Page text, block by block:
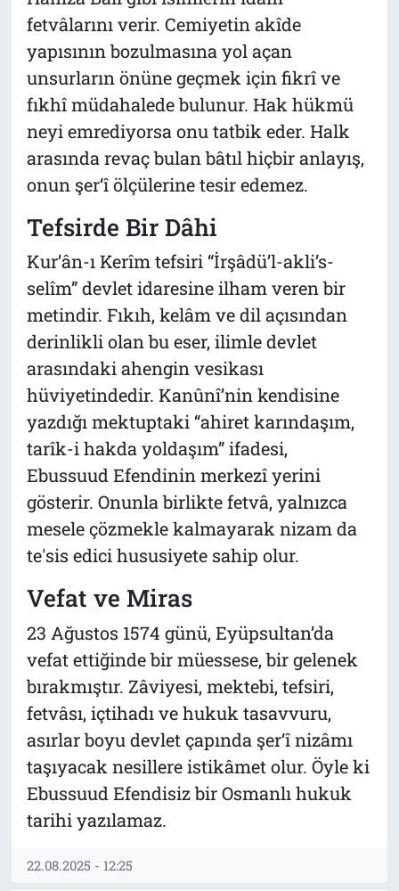
fetvâlarını verir. Cemiyetin akîde
yapısının bozulmasına yol açan
unsurların önüne geçmek için fikrî ve
fıkhî müdahalede bulunur. Hak hükmü
neyi emrediyorsa onu tatbik eder. Halk
arasında revaç bulan bâtıl hiçbir anlayış,
onun şer‘î ölçülerine tesir edemez.
Tefsirde Bir Dâhi
Kur’ân-ı Kerîm tefsiri “İrşâdü’l-akli’s-
selîm” devlet idaresine ilham veren bir
metindir. Fıkıh, kelâm ve dil açısından
derinlikli olan bu eser, ilimle devlet
arasındaki ahengin vesikası
hüviyetindedir. Kanûnî’nin kendisine
yazdığı mektuptaki “ahiret karındaşım,
tarîk-i hakda yoldaşım” ifadesi,
Ebussuud Efendinin merkezî yerini
gösterir. Onunla birlikte fetvâ, yalnızca
mesele çözmekle kalmayarak nizam da
te'sis edici hususiyete sahip olur.
Vefat ve Miras
23 Ağustos 1574 günü, Eyüpsultan’da
vefat ettiğinde bir müessese, bir gelenek
bırakmıştır. Zâviyesi, mektebi, tefsiri,
fetvâsı, içtihadı ve hukuk tasavvuru,
asırlar boyu devlet çapında şer‘î nizâmı
taşıyacak nesillere istikâmet olur. Öyle ki
Ebussuud Efendisiz bir Osmanlı hukuk
tarihi yazılamaz.
22.08.2025 - 12:25